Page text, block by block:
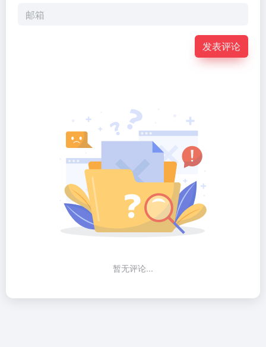
发表评论
暂无评论...